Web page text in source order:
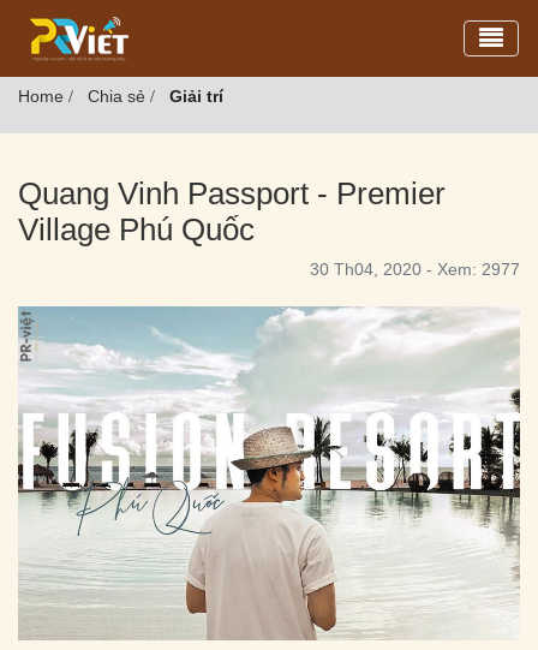
Home / Chia sẻ / Giải trí
Quang Vinh Passport - Premier
Village Phú Quốc
30 Th04, 2020 - Xem: 2977